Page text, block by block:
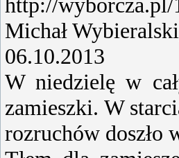
http://wyborcza.pl/
Michał
06.10.2013
W niedzielę w
zamieszki. W
rozruchów doszło